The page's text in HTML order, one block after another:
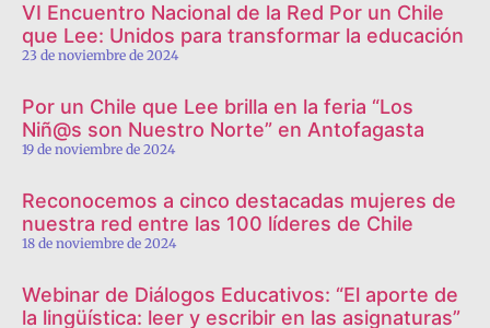
VI Encuentro Nacional de la Red Por un Chile
que Lee: Unidos para transformar la educación
23 de noviembre de 2024
Por un Chile que Lee brilla en la feria “Los
Niñ@s son Nuestro Norte” en Antofagasta
19 de noviembre de 2024
Reconocemos a cinco destacadas mujeres de
nuestra red entre las 100 líderes de Chile
18 de noviembre de 2024
Webinar de Diálogos Educativos: “El aporte de
la lingüística: leer y escribir en las asignaturas”